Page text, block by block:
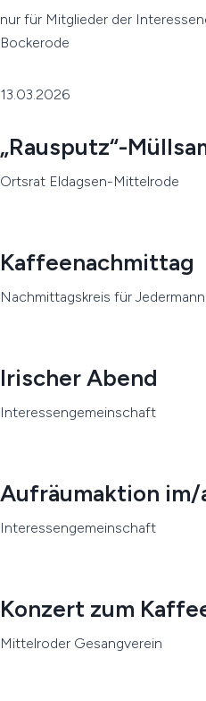
nur für Mitglieder der
Bockerode
13.03.2026
„Rausputz“-
Ortsrat Eldagsen-Mittelrode
Kaffeenachmittag
Nachmittagskreis für Jedermann
Irischer Abend
Interessengemeinschaft
Aufräumaktion im/
Interessengemeinschaft
Konzert zum
Mittelroder Gesangverein